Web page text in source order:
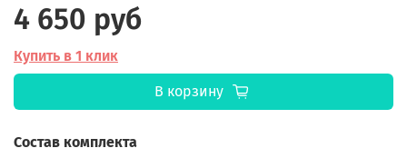
4 650 руб
Купить в 1 клик
В корзину
Состав комплекта